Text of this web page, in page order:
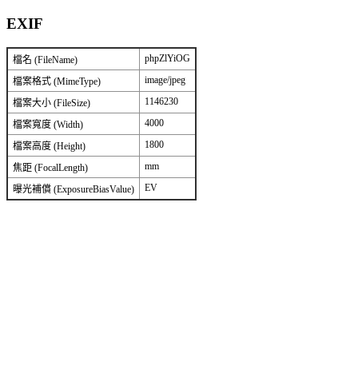
EXIF
檔名 (FileName) phpZlYiOG
檔案格式 (MimeType) image/jpeg
檔案大小 (FileSize) 1146230
檔案寬度 (Width) 4000
檔案高度 (Height) 1800
焦距 (FocalLength) mm
曝光補償 (ExposureBiasValue) EV